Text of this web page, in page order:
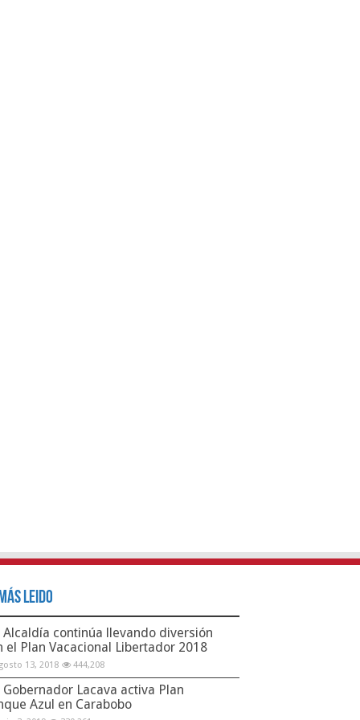
Leido
Alcaldía continúa llevando diversión
el Plan Vacacional Libertador 2018
13, 2018 444,208
Gobernador Lacava activa Plan
Azul en Carabobo